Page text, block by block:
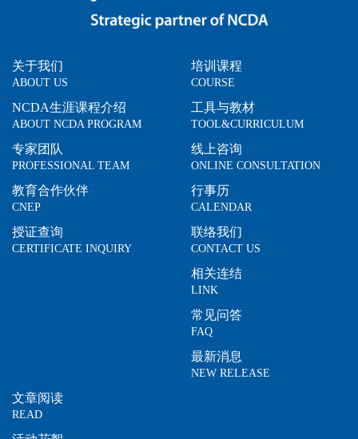
关于我们
ABOUT US
NCDA生涯课程介绍
ABOUT NCDA PROGRAM
专家团队
PROFESSIONAL TEAM
教育合作伙伴
CNEP
授证查询
CERTIFICATE INQUIRY
培训课程
COURSE
工具与教材
TOOL&CURRICULUM
线上咨询
ONLINE CONSULTATION
行事历
CALENDAR
联络我们
CONTACT US
相关连结
LINK
常见问答
FAQ
最新消息
NEW RELEASE
文章阅读
READ